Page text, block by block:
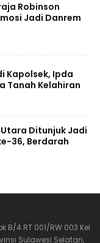
Robinson
Jadi Danrem
Kapolsek, Ipda
Tanah Kelahiran
Ditunjuk Jadi
36, Berdarah
B/4 RT 001/RW 003 Kel
Sulawesi Selatan,